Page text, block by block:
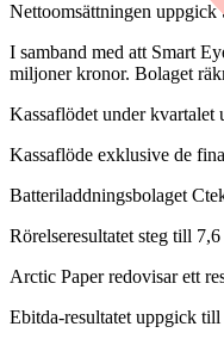
Nettoomsättningen
I samband med att Smart
miljoner kronor. Bolaget
Kassaflödet under
Kassaflöde exklusive de
Batteriladdningsbolaget
Rörelseresultatet steg till
Arctic Paper redovisar ett
Ebitda-resultatet uppgick